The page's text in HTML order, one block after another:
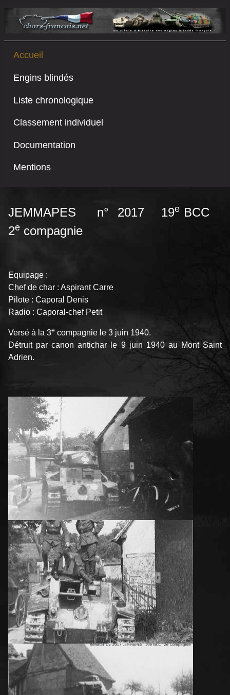
Accueil
Engins blindés
Liste chronologique
Classement individuel
Documentation
Mentions
JEMMAPES n° 2017 19e BCC
2e compagnie
Equipage :
Chef de char : Aspirant Carre
Pilote : Caporal Denis
Radio : Caporal-chef Petit
Versé à la 3e compagnie le 3 juin 1940.
Détruit par canon antichar le 9 juin 1940 au Mont Saint
Adrien.